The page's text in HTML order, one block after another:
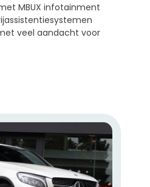
MBUX infotainment
veel aandacht voor